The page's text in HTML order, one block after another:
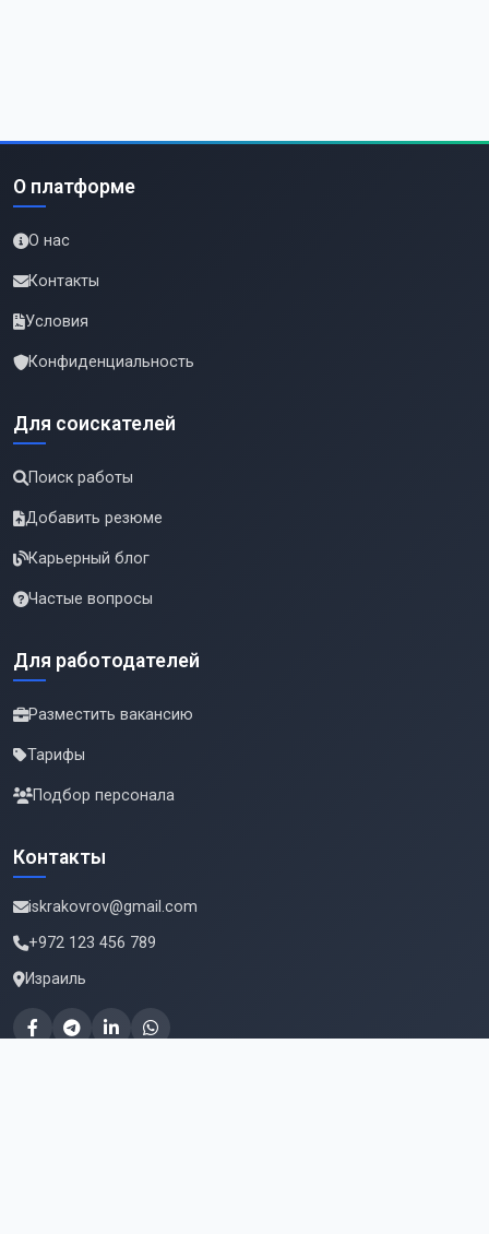
О платформе
О нас
Контакты
Условия
Конфиденциальность
Для соискателей
Поиск работы
Добавить резюме
Карьерный блог
Частые вопросы
Для работодателей
Разместить вакансию
Тарифы
Подбор персонала
Контакты
iskrakovrov@gmail.com
+972 123 456 789
Израиль